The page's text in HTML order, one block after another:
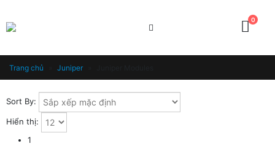
0
Trang chủ Juniper
Sort By:
Hiển thị:
1